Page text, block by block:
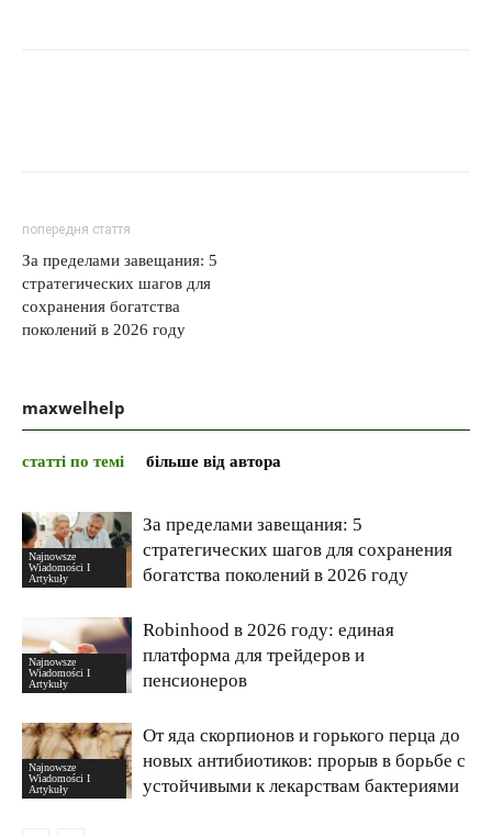
попередня стаття
За пределами завещания: 5
стратегических шагов для
сохранения богатства
поколений в 2026 году
maxwelhelp
статті по темі більше від автора
Najnowsze
Wiadomości I
Artykuły
За пределами завещания: 5
стратегических шагов для сохранения
богатства поколений в 2026 году
Najnowsze
Wiadomości I
Artykuły
Robinhood в 2026 году: единая
платформа для трейдеров и
пенсионеров
Najnowsze
Wiadomości I
Artykuły
От яда скорпионов и горького перца до
новых антибиотиков: прорыв в борьбе с
устойчивыми к лекарствам бактериями